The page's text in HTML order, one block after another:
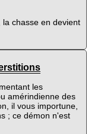
chasse en devient
les
amérindienne des
il vous importune,
; ce démon n'est